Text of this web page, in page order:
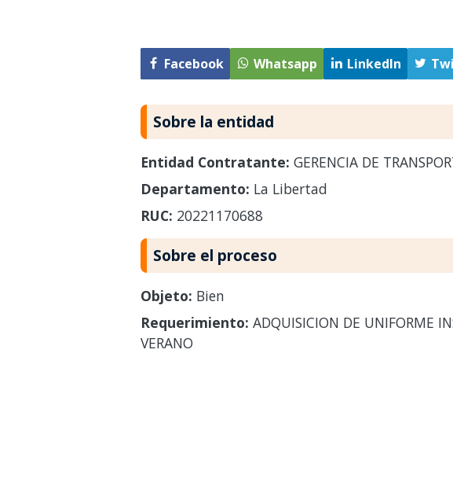
Facebook Whatsapp LinkedIn
Sobre la entidad
Entidad Contratante: GERENCIA DE
Departamento: La Libertad
RUC: 20221170688
Sobre el proceso
Objeto: Bien
Requerimiento: ADQUISICION DE UNIFORME
VERANO